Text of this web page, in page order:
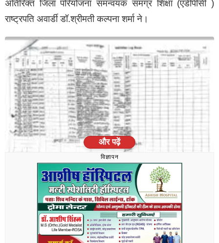
अतिरिक्त जिला परियोजना समन्वयक समग्र शिक्षा (एडीपीसी )
राष्ट्रपति अवार्डी डॉ.श्रीमती कल्पना शर्मा ने।
और पढ़ें
विज्ञापन